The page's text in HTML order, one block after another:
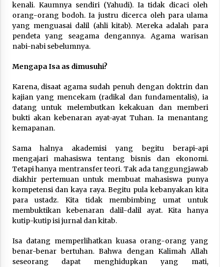
kenali. Kaumnya sendiri (Yahudi). Ia tidak dicaci oleh
orang-orang bodoh. Ia justru dicerca oleh para ulama
yang menguasai dalil (ahli kitab). Mereka adalah para
pendeta yang seagama dengannya. Agama warisan
nabi-nabi sebelumnya.
Mengapa Isa as dimusuhi?
Karena, disaat agama sudah penuh dengan doktrin dan
kajian yang mencekam (radikal dan fundamentalis), ia
datang untuk melembutkan kekakuan dan memberi
bukti akan kebenaran ayat-ayat Tuhan. Ia menantang
kemapanan.
Sama halnya akademisi yang begitu berapi-api
mengajari mahasiswa tentang bisnis dan ekonomi.
Tetapi hanya mentransfer teori. Tak ada tanggungjawab
diakhir pertemuan untuk membuat mahasiswa punya
kompetensi dan kaya raya. Begitu pula kebanyakan kita
para ustadz. Kita tidak membimbing umat untuk
membuktikan kebenaran dalil-dalil ayat. Kita hanya
kutip-kutip isi jurnal dan kitab.
Isa datang memperlihatkan kuasa orang-orang yang
benar-benar bertuhan. Bahwa dengan Kalimah Allah
seseorang dapat menghidupkan yang mati,